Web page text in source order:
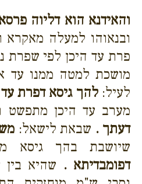
והאידנא הוא דליוה
ובנאוהו למעלה
פרת עד היכן לפי שפרת
מושכת למטה ממנו עד
לעיל:להך גיסא דפרת
מערב עד היכן
דעתך . שבאת לישאל:
שיושבת בהך גיסא
דפומבדיתא . שהיא